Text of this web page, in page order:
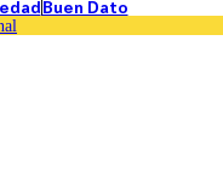
Buen Dato